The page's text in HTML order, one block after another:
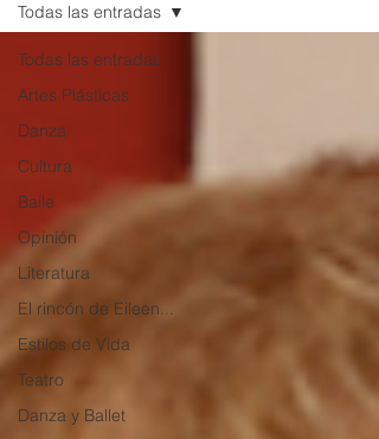
Todas las entradas
Artes Plásticas
Danza
Cultura
Baile
Opinión
Literatura
El rincón de Eileen...
Estilos de Vida
Teatro
Danza y Ballet
Todas las entradas